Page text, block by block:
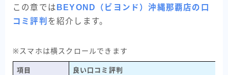
この章では BEYOND（ビヨンド）沖縄那覇店の口
コミ評判 を紹介します。
※スマホは横スクロールできます
項目 良い口コミ評判